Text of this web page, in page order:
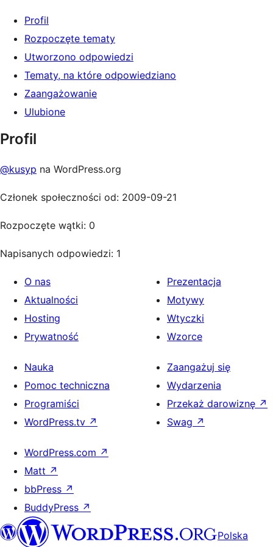
Profil
Rozpoczęte tematy
Utworzono odpowiedzi
Tematy, na które odpowiedziano
Zaangażowanie
Ulubione
Profil
@kusyp na WordPress.org
Członek społeczności od: 2009-09-21
Rozpoczęte wątki: 0
Napisanych odpowiedzi: 1
O nas
Aktualności
Hosting
Prywatność
Prezentacja
Motywy
Wtyczki
Wzorce
Nauka
Pomoc techniczna
Programiści
WordPress.tv ↗
Zaangażuj się
Wydarzenia
Przekaż darowiznę ↗
Swag ↗
WordPress.com ↗
Matt ↗
bbPress ↗
BuddyPress ↗
Polska